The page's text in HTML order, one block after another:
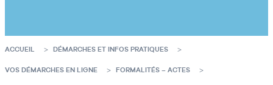
ACCUEIL DÉMARCHES ET INFOS PRATIQUES
VOS DÉMARCHES EN LIGNE FORMALITÉS – ACTES